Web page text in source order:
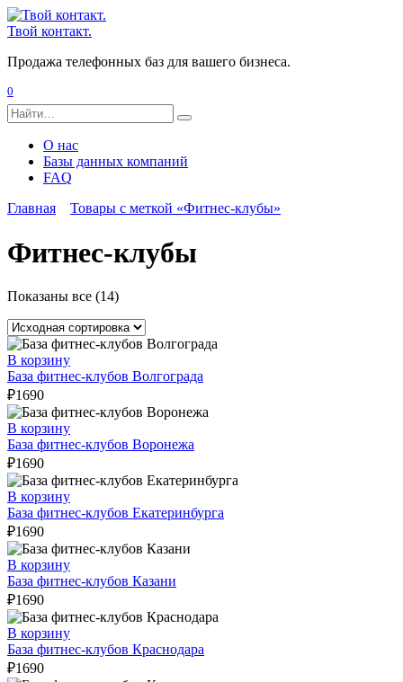
Перейти
к
Твой контакт.
Продажа телефонных баз для вашего бизнеса.
0
Search
for:
О нас
Базы данных компаний
FAQ
Главная
Товары с меткой «Фитнес-клубы»
Фитнес-клубы
Показаны все (14)
В корзину
База фитнес-клубов Волгограда
₽1690
В корзину
База фитнес-клубов Воронежа
₽1690
В корзину
База фитнес-клубов Екатеринбурга
₽1690
В корзину
База фитнес-клубов Казани
₽1690
В корзину
База фитнес-клубов Краснодара
₽1690